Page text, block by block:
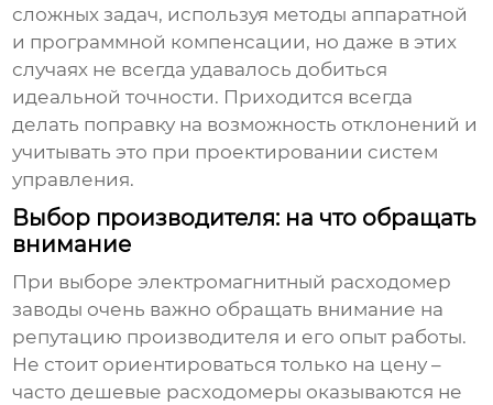
сложных задач, используя методы аппаратной
и программной компенсации, но даже в этих
случаях не всегда удавалось добиться
идеальной точности. Приходится всегда
делать поправку на возможность отклонений и
учитывать это при проектировании систем
управления.
Выбор производителя: на что обращать
внимание
При выбореэлектромагнитный расходомер
заводы очень важно обращать внимание на
репутацию производителя и его опыт работы.
Не стоит ориентироваться только на цену –
часто дешевые расходомеры оказываются не